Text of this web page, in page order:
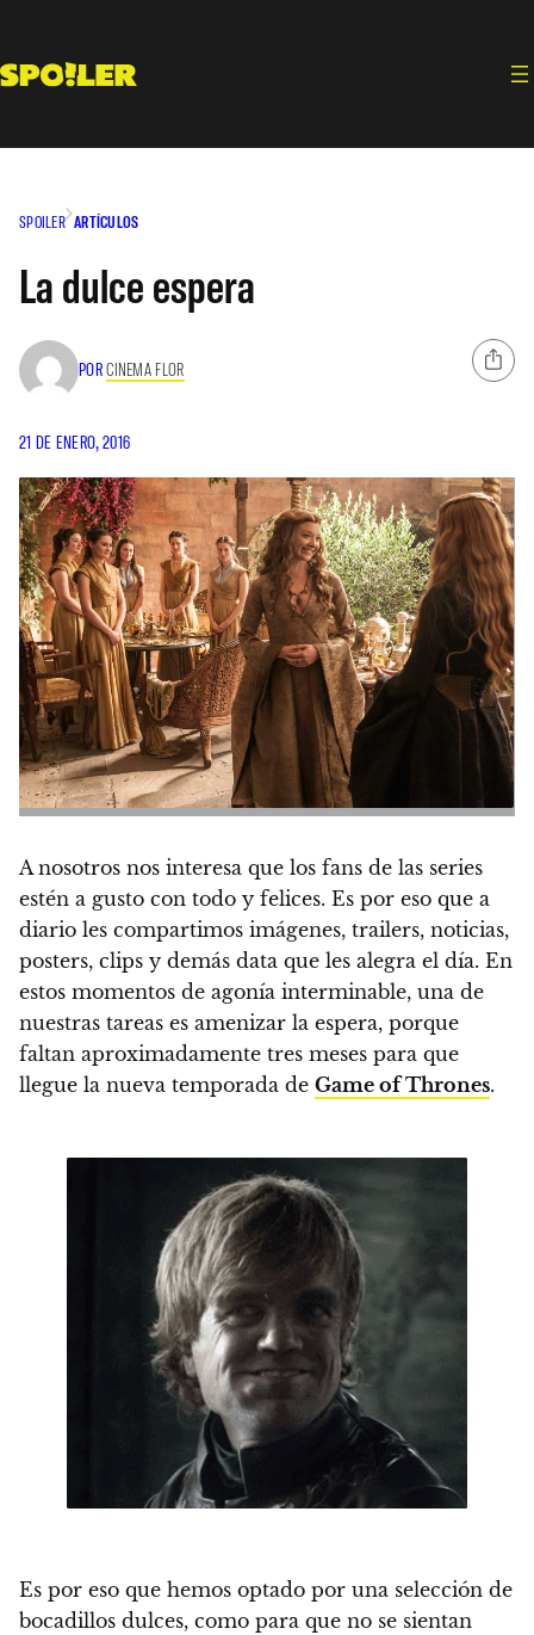
contenido
SPOILER ARTÍCULOS
La dulce espera
PORCINEMA FLOR
21 DE ENERO, 2016
A nosotros nos interesa que los fans de las series
estén a gusto con todo y felices. Es por eso que a
diario les compartimos imágenes, trailers, noticias,
posters, clips y demás data que les alegra el día. En
estos momentos de agonía interminable, una de
nuestras tareas es amenizar la espera, porque
faltan aproximadamente tres meses para que
llegue la nueva temporada de Game of Thrones.
Es por eso que hemos optado por una selección de
bocadillos dulces, como para que no se sientan